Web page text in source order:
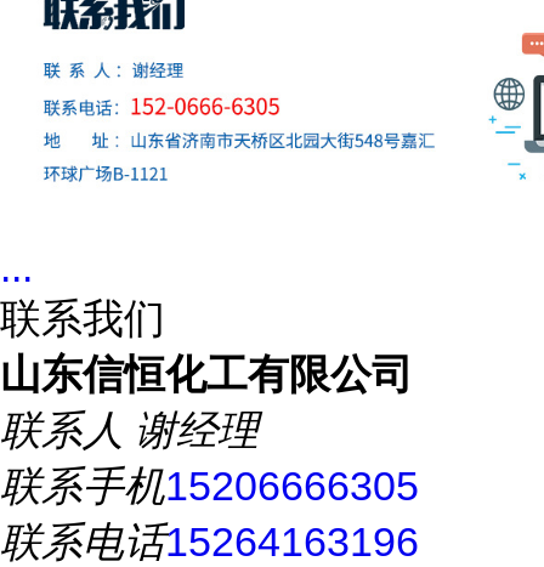
...
联系我们
山东信恒化工有限公司
联系人 谢经理
联系手机15206666305
联系电话15264163196